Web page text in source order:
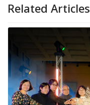
Related Articles